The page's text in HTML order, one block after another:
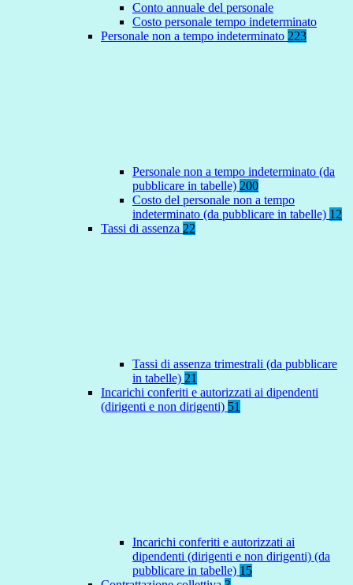
Conto annuale del personale
Costo personale tempo indeterminato
Personale non a tempo indeterminato 223
Personale non a tempo indeterminato (da
pubblicare in tabelle) 200
Costo del personale non a tempo
indeterminato (da pubblicare in tabelle) 12
Tassi di assenza 22
Tassi di assenza trimestrali (da pubblicare
in tabelle) 21
Incarichi conferiti e autorizzati ai dipendenti
(dirigenti e non dirigenti) 51
Incarichi conferiti e autorizzati ai
dipendenti (dirigenti e non dirigenti) (da
pubblicare in tabelle) 15